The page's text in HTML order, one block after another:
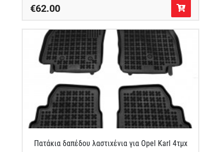
€62.00
Πατάκια δαπέδου λαστιχένια για Opel Karl 4τμχ